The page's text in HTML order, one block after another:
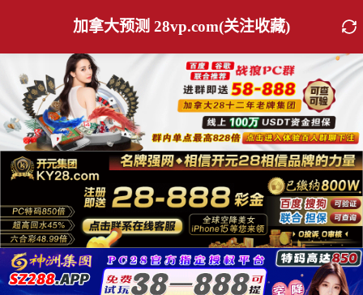
加拿大预测 28vp.com(关注收藏)